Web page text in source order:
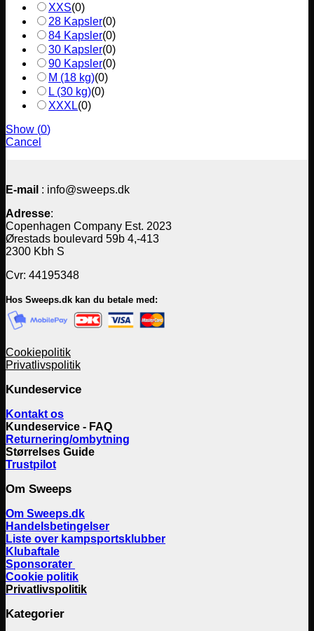
XXS(0)
28 Kapsler(0)
84 Kapsler(0)
30 Kapsler(0)
90 Kapsler(0)
M (18 kg)(0)
L (30 kg)(0)
XXXL(0)
Show (0)
Cancel
E-mail : info@sweeps.dk
Adresse:
Copenhagen Company Est. 2023
Ørestads boulevard 59b 4,-413
2300 Kbh S
Cvr: 44195348
Hos Sweeps.dk kan du betale med:
Cookiepolitik
Privatlivspolitik
Kundeservice
Kontakt os
Kundeservice - FAQ
Returnering/ombytning
Størrelses Guide
Trustpilot
Om Sweeps
Om Sweeps.dk
Handelsbetingelser
Liste over kampsportsklubber
Klubaftale
Sponsorater
Cookie politik
Privatlivspolitik
Kategorier